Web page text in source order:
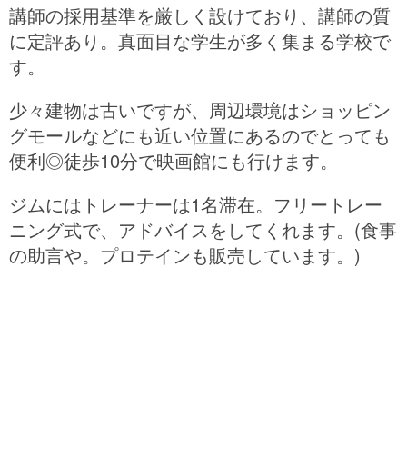
講師の採用基準を厳しく設けており、講師の質
に定評あり。真面目な学生が多く集まる学校で
す。
少々建物は古いですが、周辺環境はショッピン
グモールなどにも近い位置にあるのでとっても
便利◎徒歩10分で映画館にも行けます。
ジムにはトレーナーは1名滞在。フリートレー
ニング式で、アドバイスをしてくれます。(食事
の助言や。プロテインも販売しています。)